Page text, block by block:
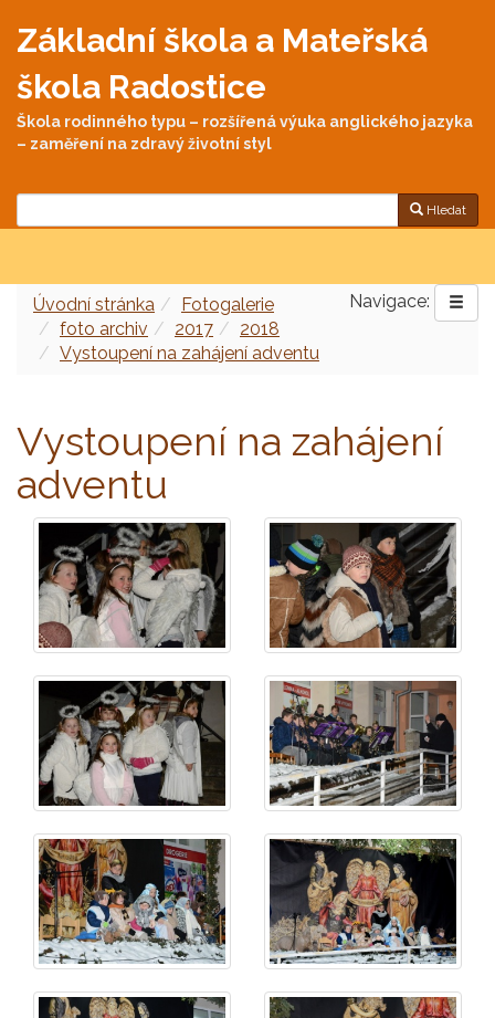
Základní škola a Mateřská
škola Radostice
Škola rodinného typu – rozšířená výuka anglického jazyka
– zaměření na zdravý životní styl
Hledat
Navigace:
Úvodní stránka
Fotogalerie
foto archiv
2017
2018
Vystoupení na zahájení adventu
Vystoupení na zahájení
adventu